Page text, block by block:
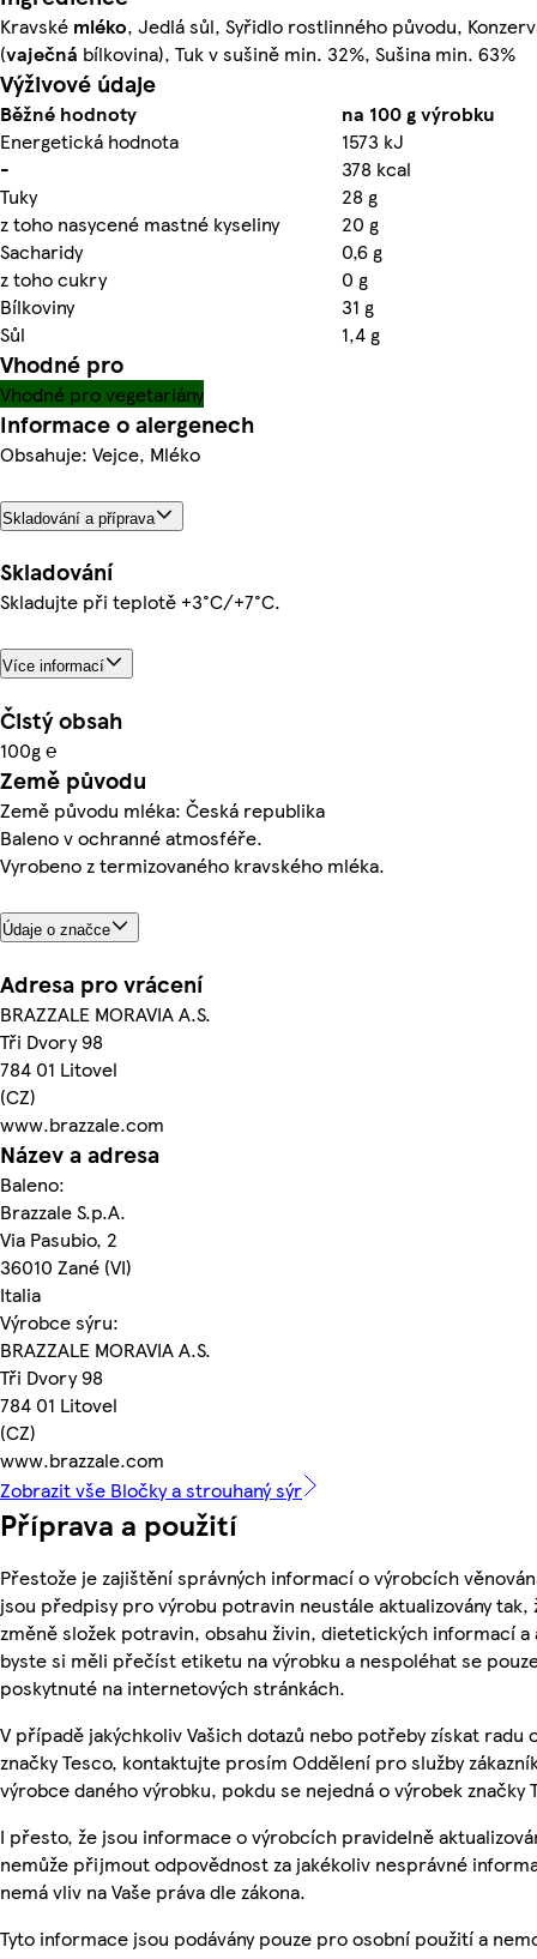
Kravské mléko, Jedlá sůl, Syřidlo rostlinného původu,
(vaječná bílkovina), Tuk v sušině min. 32%, Sušina min. 63%
Výživové údaje
Běžné hodnoty
na 100 g výrobku
Energetická hodnota
1573 kJ
-
378 kcal
Tuky
28 g
z toho nasycené mastné kyseliny
20 g
Sacharidy
0,6 g
z toho cukry
0 g
Bílkoviny
31 g
Sůl
1,4 g
Vhodné pro
Vhodné pro vegetariány
Informace o alergenech
Obsahuje: Vejce, Mléko
Skladování a příprava
Skladování
Skladujte při teplotě +3°C/+7°C.
Více informací
Čistý obsah
100g ℮
Země původu
Země původu mléka: Česká republika
Baleno v ochranné atmosféře.
Vyrobeno z termizovaného kravského mléka.
Údaje o značce
Adresa pro vrácení
BRAZZALE MORAVIA A.S.
Tři Dvory 98
784 01 Litovel
(CZ)
www.brazzale.com
Název a adresa
Baleno:
Brazzale S.p.A.
Via Pasubio, 2
36010 Zané (VI)
Italia
Výrobce sýru:
BRAZZALE MORAVIA A.S.
Tři Dvory 98
784 01 Litovel
(CZ)
www.brazzale.com
Zobrazit vše Bločky a strouhaný sýr
Příprava a použití
Přestože je zajištění správných informací o výrobcích
jsou předpisy pro výrobu potravin neustále aktualizovány tak,
změně složek potravin, obsahu živin, dietetických informací a
byste si měli přečíst etiketu na výrobku a nespoléhat se
poskytnuté na internetových stránkách.
V případě jakýchkoliv Vašich dotazů nebo potřeby získat radu
značky Tesco, kontaktujte prosím Oddělení pro služby
výrobce daného výrobku, pokdu se nejedná o výrobek značky
I přesto, že jsou informace o výrobcích pravidelně
nemůže přijmout odpovědnost za jakékoliv nesprávné
nemá vliv na Vaše práva dle zákona.
Tyto informace jsou podávány pouze pro osobní použití a